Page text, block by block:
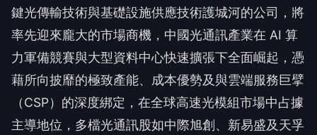
鍵光傳輸技術與基礎設施供應技術護城河的公司，將
率先迎來龐大的市場商機，中國光通訊產業在 AI 算
力軍備競賽與大型資料中心快速擴張下全面崛起，憑
藉所向披靡的極致產能、成本優勢及與雲端服務巨擘
（CSP）的深度綁定，在全球高速光模組市場中占據
主導地位，多檔光通訊股如中際旭創、新易盛及天孚